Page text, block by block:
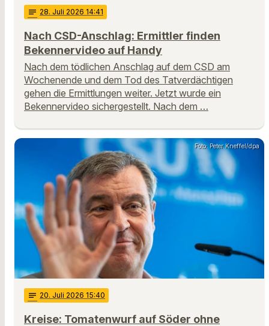
notes 28. Juli 2026 14:41
Nach CSD-Anschlag: Ermittler finden
Bekennervideo auf Handy
Nach dem tödlichen Anschlag auf dem CSD am
Wochenende und dem Tod des Tatverdächtigen
gehen die Ermittlungen weiter. Jetzt wurde ein
Bekennervideo sichergestellt. Nach dem …
Foto: Peter Kneffel/dpa
notes 20. Juli 2026 15:40
Kreise: Tomatenwurf auf Söder ohne